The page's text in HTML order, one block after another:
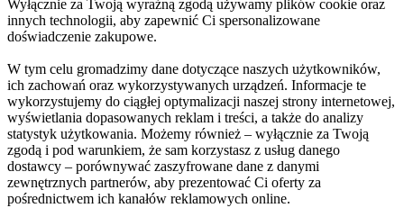
Wyłącznie za Twoją wyraźną zgodą używamy plików cookie oraz
innych technologii, aby zapewnić Ci spersonalizowane
doświadczenie zakupowe.
W tym celu gromadzimy dane dotyczące naszych użytkowników,
ich zachowań oraz wykorzystywanych urządzeń. Informacje te
wykorzystujemy do ciągłej optymalizacji naszej strony internetowej,
wyświetlania dopasowanych reklam i treści, a także do analizy
statystyk użytkowania. Możemy również – wyłącznie za Twoją
zgodą i pod warunkiem, że sam korzystasz z usług danego
dostawcy – porównywać zaszyfrowane dane z danymi
zewnętrznych partnerów, aby prezentować Ci oferty za
pośrednictwem ich kanałów reklamowych online.